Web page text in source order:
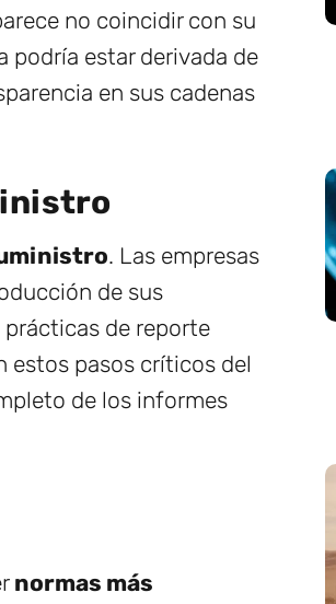
no coincidir con su
podría estar derivada de
en sus cadenas
. Las empresas
de sus
de reporte
estos pasos críticos del
de los informes
normas más